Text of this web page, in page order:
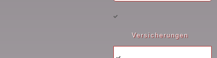
Versicherungen